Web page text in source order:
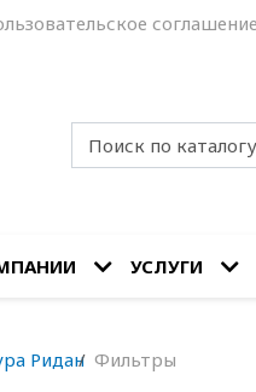
соглашение
УСЛУГИ
Ридан Фильтры